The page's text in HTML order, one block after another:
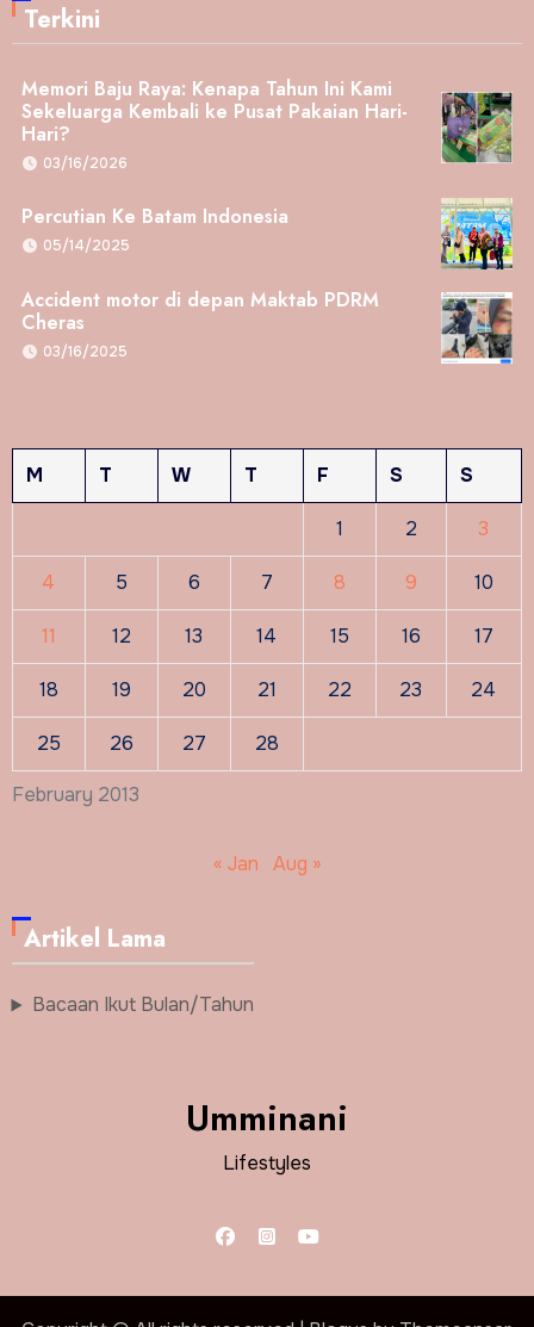
Terkini
Memori Baju Raya: Kenapa Tahun Ini Kami
Sekeluarga Kembali ke Pusat Pakaian Hari-
Hari?
03/16/2026
Percutian Ke Batam Indonesia
05/14/2025
Accident motor di depan Maktab PDRM
Cheras
03/16/2025
February 2013
M T W T F S S
1 2 3
4 5 6 7 8 9 10
11 12 13 14 15 16 17
18 19 20 21 22 23 24
25 26 27 28
« Jan Aug »
Artikel Lama
Bacaan Ikut Bulan/Tahun
Umminani
Lifestyles